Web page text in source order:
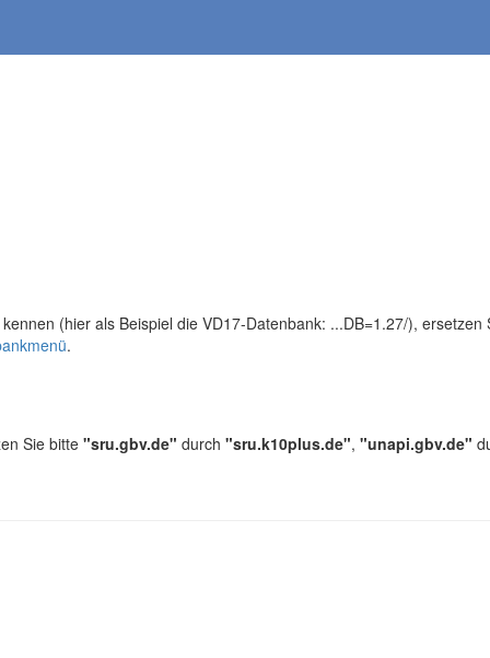
(hier als Beispiel die VD17-Datenbank: ...DB=1.27/), ersetzen
.
Sie bitte"sru.gbv.de" durch "sru.k10plus.de", "unapi.gbv.de"